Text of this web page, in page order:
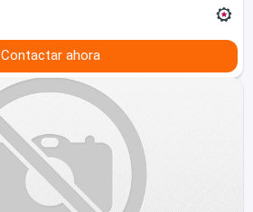
Contactar ahora